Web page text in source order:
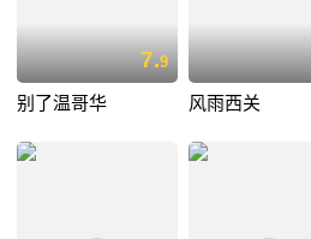
7.9
别了温哥华 风雨西关